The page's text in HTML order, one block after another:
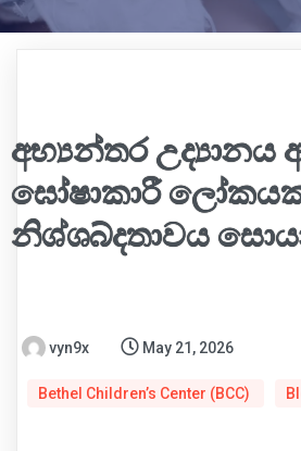
අභ්‍යන්තර උද්‍යානය
ඝෝෂාකාරී
නිශ්ශබ්දතාවය
vyn9x May 21, 2026
Bethel Children’s Center (BCC)